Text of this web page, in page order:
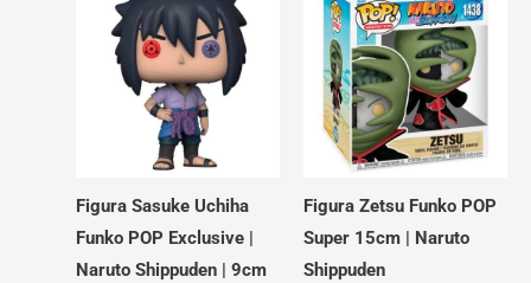
Figura Sasuke Uchiha
Funko POP Exclusive |
Naruto Shippuden | 9cm
Figura Zetsu Funko POP
Super 15cm | Naruto
Shippuden